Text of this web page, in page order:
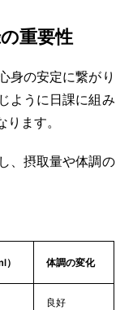
重要性
身の安定に繋がり
ように日課に組み
ます。
、摂取量や体調の
） 体調の変化
良好